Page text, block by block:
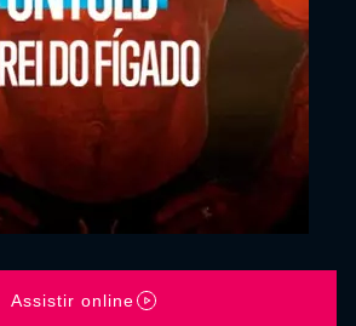
Assistir online